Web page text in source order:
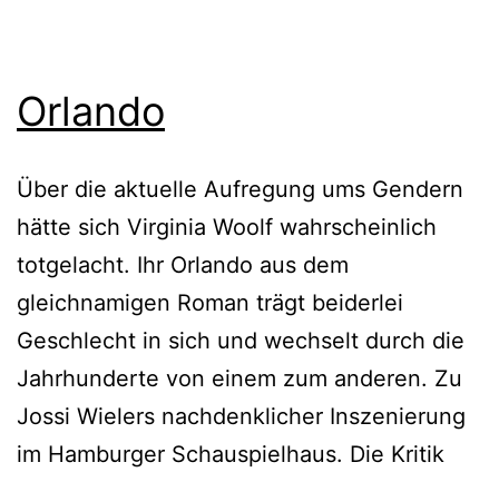
Orlando
Über die aktuelle Aufregung ums Gendern
hätte sich Virginia Woolf wahrscheinlich
totgelacht. Ihr Orlando aus dem
gleichnamigen Roman trägt beiderlei
Geschlecht in sich und wechselt durch die
Jahrhunderte von einem zum anderen. Zu
Jossi Wielers nachdenklicher Inszenierung
im Hamburger Schauspielhaus. Die Kritik